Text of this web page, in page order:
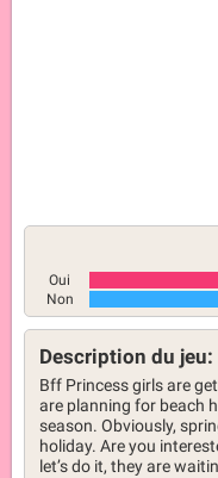
Oui
Non
Description du jeu:
Bff Princess girls are
are planning for beach
season. Obviously,
holiday. Are you
let’s do it, they are